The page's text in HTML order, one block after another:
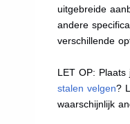
uitgebreide
andere
verschillende
LET OP:
stalen velgen?
waarschijnlijk